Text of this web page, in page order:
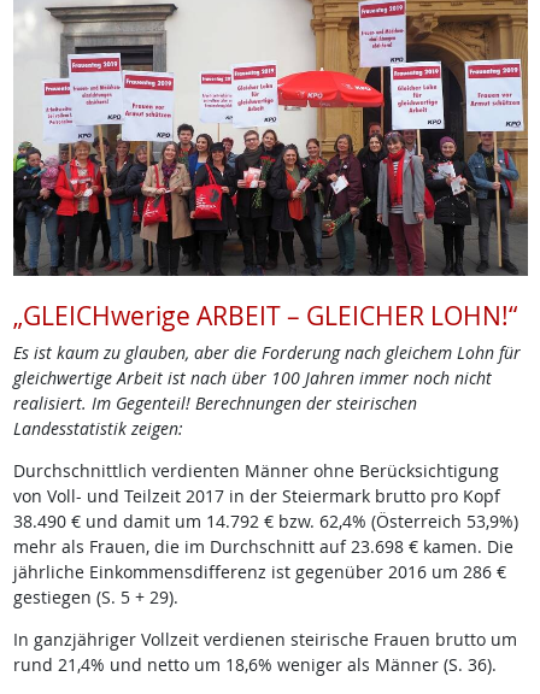
„GLEICHwerige ARBEIT – GLEICHER LOHN!“
Es ist kaum zu glauben, aber die Forderung nach gleichem Lohn für
gleichwertige Arbeit ist nach über 100 Jahren immer noch nicht
realisiert. Im Gegenteil! Berechnungen der steirischen
Landesstatistik zeigen:
Durchschnittlich verdienten Männer ohne Berücksichtigung
von Voll- und Teilzeit 2017 in der Steiermark brutto pro Kopf
38.490 € und damit um 14.792 € bzw. 62,4% (Österreich 53,9%)
mehr als Frauen, die im Durchschnitt auf 23.698 € kamen. Die
jährliche Einkommensdifferenz ist gegenüber 2016 um 286 €
gestiegen (S. 5 + 29).
In ganzjähriger Vollzeit verdienen steirische Frauen brutto um
rund 21,4% und netto um 18,6% weniger als Männer (S. 36).